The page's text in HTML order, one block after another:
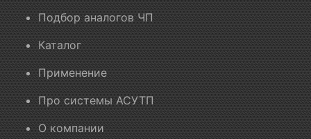
Подбор аналогов ЧП
Каталог
Применение
Про системы АСУТП
О компании